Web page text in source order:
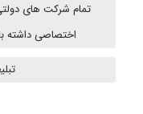
تمام شرکت های
اختصاصی داشته